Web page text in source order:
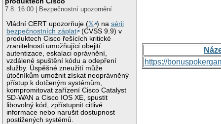
7.8. 16:00 | Bezpečnostní upozornění
Vládní CERT upozorňuje (𝕏 ) nasérii
bezpečnostních záplat
(CVSS 9.9) v
produktech Cisco řešících kritické
zranitelnosti umožňující obejití
autentizace, eskalaci oprávnění,
vzdálené spuštění kódu a odepření
služby. Úspěšné zneužití může
útočníkům umožnit získat neoprávněný
přístup k dotčeným systémům,
kompromitovat zařízení Cisco Catalyst
SD-WAN a Cisco IOS XE, spustit
libovolný kód, zpřístupnit citlivé
informace nebo narušit dostupnost
postižených systémů.
https://